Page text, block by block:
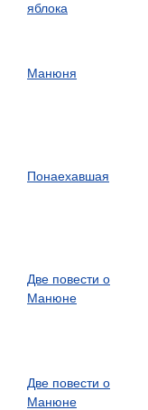
яблока
Манюня
Понаехавшая
Две повести о
Манюне
Две повести о
Манюне